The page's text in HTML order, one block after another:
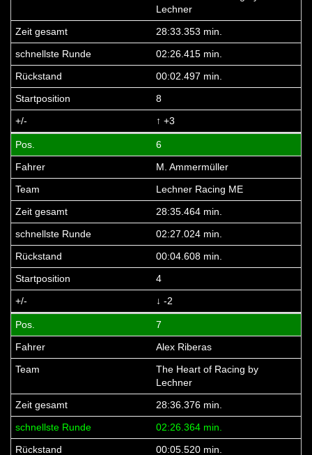
Lechner
28:33.353 min.
02:26.415 min.
00:02.497 min.
8
↑ +3
6
M. Ammermüller
Lechner Racing ME
28:35.464 min.
02:27.024 min.
00:04.608 min.
4
↓ -2
7
Alex Riberas
The Heart of Racing by
Lechner
28:36.376 min.
02:26.364 min.
00:05.520 min.